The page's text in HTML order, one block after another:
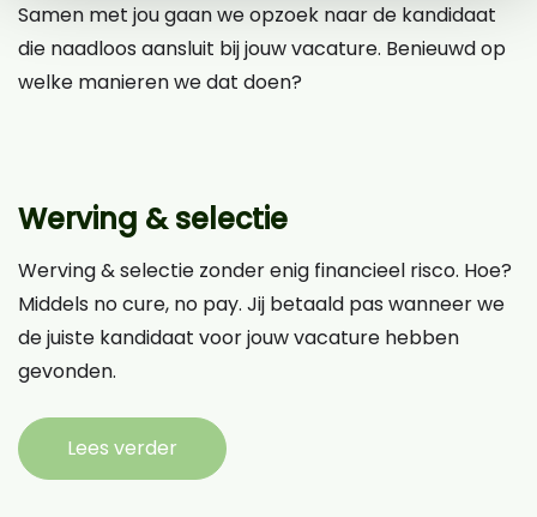
Samen met jou gaan we opzoek naar de kandidaat
die naadloos aansluit bij jouw vacature. Benieuwd op
welke manieren we dat doen?
Werving & selectie
Werving & selectie zonder enig financieel risco. Hoe?
Middels no cure, no pay. Jij betaald pas wanneer we
de juiste kandidaat voor jouw vacature hebben
gevonden.
Lees verder